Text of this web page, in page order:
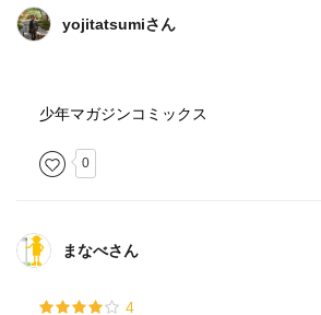
yojitatsumiさん
少年マガジンコミックス
0
まなべさん
4